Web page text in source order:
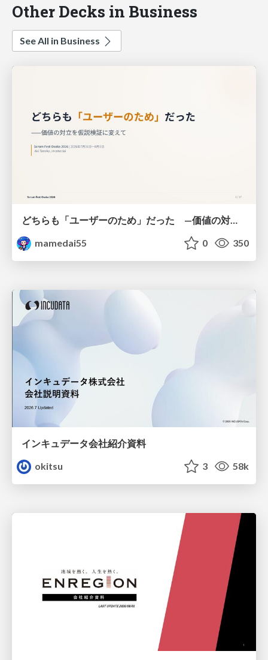
Other Decks in Business
See All in Business
mamedai55
0 350
インキュデータ会社紹介資料
okitsu
3 58k